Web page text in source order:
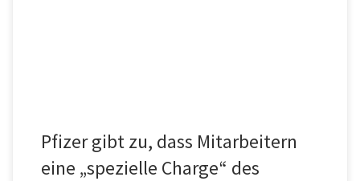
Pfizer gibt zu, dass Mitarbeitern
eine „spezielle Charge“ des